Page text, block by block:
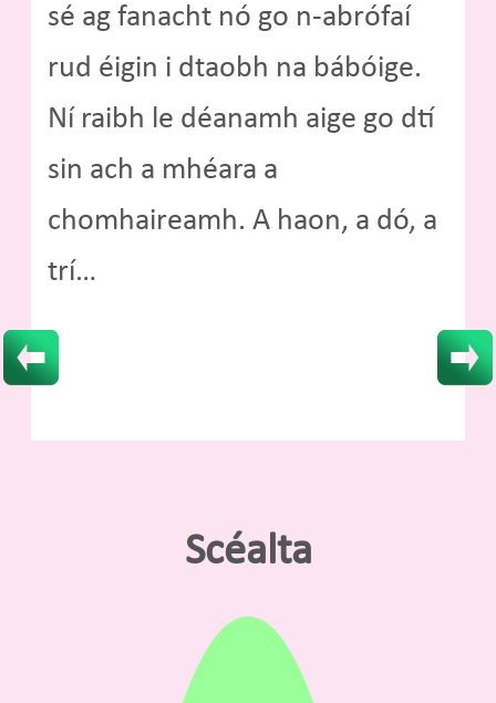
sé ag fanacht nó go n-abrófaí
rud éigin i dtaobh na bábóige.
Ní raibh le déanamh aige go dtí
sin ach a mhéara a
chomhaireamh. A haon, a dó, a
trí…
Scéalta